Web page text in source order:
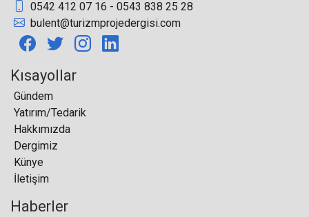
MSA'nın Restoranı: Bir restorandan fazlası,
yaşayan bir eğitim modeli
The Grand Tarabya Otele Yeni Genel Müdür
0542 412 07 16 - 0543 838 25 28
bulent@turizmprojedergisi.com
Kısayollar
Gündem
Yatırım/Tedarik
Hakkımızda
Dergimiz
Künye
İletişim
Haberler